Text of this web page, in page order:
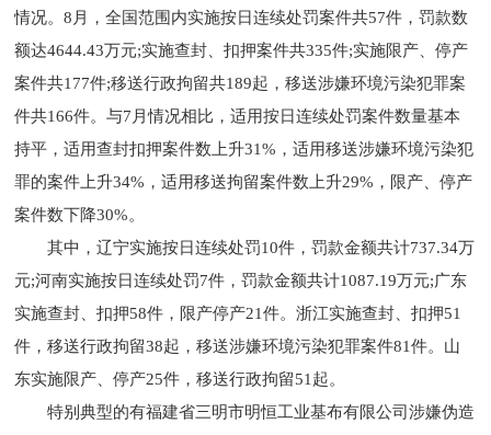
情况。8月，全国范围内实施按日连续处罚案件共57件，罚款数
额达4644.43万元;实施查封、扣押案件共335件;实施限产、停产
案件共177件;移送行政拘留共189起，移送涉嫌环境污染犯罪案
件共166件。与7月情况相比，适用按日连续处罚案件数量基本
持平，适用查封扣押案件数上升31%，适用移送涉嫌环境污染犯
罪的案件上升34%，适用移送拘留案件数上升29%，限产、停产
案件数下降30%。
其中，辽宁实施按日连续处罚10件，罚款金额共计737.34万
元;河南实施按日连续处罚7件，罚款金额共计1087.19万元;广东
实施查封、扣押58件，限产停产21件。浙江实施查封、扣押51
件，移送行政拘留38起，移送涉嫌环境污染犯罪案件81件。山
东实施限产、停产25件，移送行政拘留51起。
特别典型的有福建省三明市明恒工业基布有限公司涉嫌伪造